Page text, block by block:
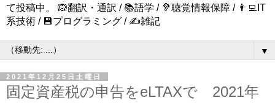
て投稿中。 🙉翻訳・通訳 / 📚語学 / 🦻聴覚情報保障 / 👨‍💻IT
系技術 / 💾プログラミング / ✍️雑記
▼
2021年12月25日土曜日
固定資産税の申告をeLTAXで 2021年